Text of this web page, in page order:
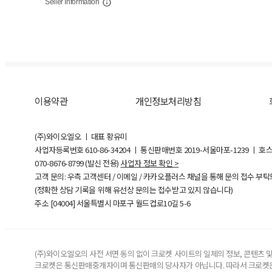
Seller Information
이용약관 개인정보처리방침
(주)와이오엘오 ㅣ 대표 황유미
사업자등록번호610-86-34204ㅣ 통신판매번호 2019-서울마포-1239 ㅣ 호
070-8676-8799 (발신 전용) 사업자 정보 확인 >
고객 문의: 우측 고객센터 / 이메일 / 카카오플러스 채널을 통해 문의 접수 부
(정확한 상담 기록을 위해 유선상 문의는 접수받고 있지 않습니다)
주소 [04004] 서울특별시 마포구 월드컵로10길5-6
(주)와이오엘오의 사전 서면 동의 없이 크로켓 사이트의 일체의 정보, 콘텐츠
크로켓은 통신판매중개자이며 통신판매의 당사자가 아닙니다. 따라서 크로